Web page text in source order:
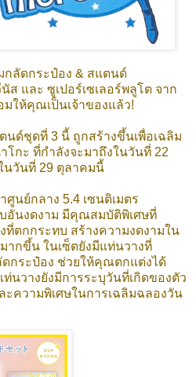
กลัดกระป๋อง & สแตนด์
ส และ ซูเปอร์เซเลอร์พลูโต จาก
มให้คุณเป็นเจ้าของแล้ว!
นด์ชุดที่ 3 นี้ ถูกสร้างขึ้นเพื่อเฉลิม
โกะ ที่กำลังจะมาถึงในวันที่ 22
นวันที่ 29 ตุลาคมนี้
นย์กลาง 5.4 เซนติเมตร
อันงดงาม มีคุณสมบัติพิเศษที่
ที่ตกกระทบ สร้างความงดงามใน
ากขึ้น ในเซ็ตยังมีแท่นวางที่
กระป๋อง ช่วยให้คุณตกแต่งได้
นวางยังมีการระบุวันที่เกิดของตัว
ความพิเศษในการเฉลิมฉลองวัน